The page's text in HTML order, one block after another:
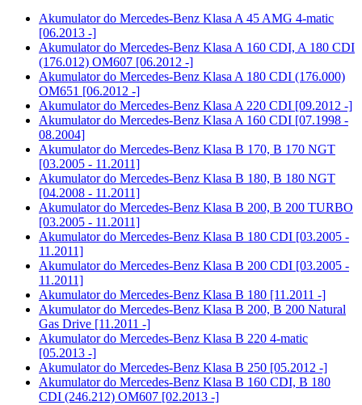
Akumulator do Mercedes-Benz Klasa A 45 AMG 4-matic
[06.2013 -]
Akumulator do Mercedes-Benz Klasa A 160 CDI, A 180 CDI
(176.012) OM607 [06.2012 -]
Akumulator do Mercedes-Benz Klasa A 180 CDI (176.000)
OM651 [06.2012 -]
Akumulator do Mercedes-Benz Klasa A 220 CDI [09.2012 -]
Akumulator do Mercedes-Benz Klasa A 160 CDI [07.1998 -
08.2004]
Akumulator do Mercedes-Benz Klasa B 170, B 170 NGT
[03.2005 - 11.2011]
Akumulator do Mercedes-Benz Klasa B 180, B 180 NGT
[04.2008 - 11.2011]
Akumulator do Mercedes-Benz Klasa B 200, B 200 TURBO
[03.2005 - 11.2011]
Akumulator do Mercedes-Benz Klasa B 180 CDI [03.2005 -
11.2011]
Akumulator do Mercedes-Benz Klasa B 200 CDI [03.2005 -
11.2011]
Akumulator do Mercedes-Benz Klasa B 180 [11.2011 -]
Akumulator do Mercedes-Benz Klasa B 200, B 200 Natural
Gas Drive [11.2011 -]
Akumulator do Mercedes-Benz Klasa B 220 4-matic
[05.2013 -]
Akumulator do Mercedes-Benz Klasa B 250 [05.2012 -]
Akumulator do Mercedes-Benz Klasa B 160 CDI, B 180
CDI (246.212) OM607 [02.2013 -]